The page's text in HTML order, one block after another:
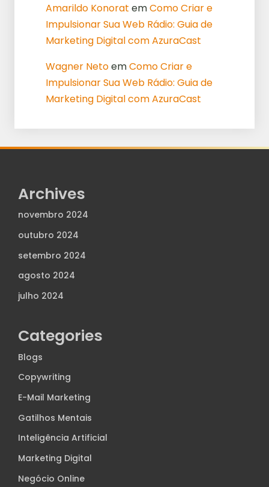
Amarildo Konorat emComo Criar e
Impulsionar Sua Web Rádio: Guia de
Marketing Digital com AzuraCast
Wagner NetoemComo Criar e
Impulsionar Sua Web Rádio: Guia de
Marketing Digital com AzuraCast
Archives
novembro 2024
outubro 2024
setembro 2024
agosto 2024
julho 2024
Categories
Blogs
Copywriting
E-Mail Marketing
Gatilhos Mentais
Inteligência Artificial
Marketing Digital
Negócio Online